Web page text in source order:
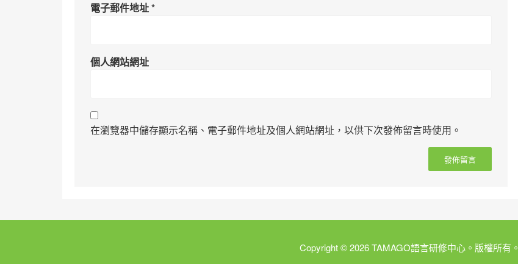
電子郵件地址*
個人網站網址
在瀏覽器中儲存顯示名稱、電子郵件地址及個人網站網址，以供下次發佈留言時使用。
Copyright © 2026 TAMAGO語言研修中心。版權所有。